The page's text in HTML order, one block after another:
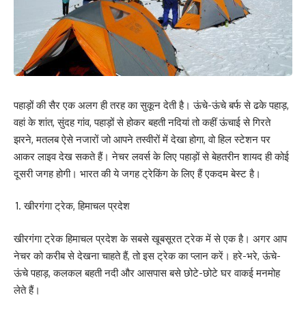
पहाड़ों की सैर एक अलग ही तरह का सुकून देती है। ऊंचे-ऊंचे बर्फ से ढके पहाड़,
वहां के शांत, सुंदह गांव, पहाड़ों से होकर बहती नदियां तो कहीं ऊंचाई से गिरते
झरने, मतलब ऐसे नजारों जो आपने तस्वीरों में देखा होगा, वो हिल स्टेशन पर
आकर लाइव देख सकते हैं। नेचर लवर्स के लिए पहाड़ों से बेहतरीन शायद ही कोई
दूसरी जगह होगी। भारत की ये जगह ट्रेकिंग के लिए हैं एकदम बेस्ट है।
खीरगंगा ट्रेक, हिमाचल प्रदेश
खीरगंगा ट्रेक हिमाचल प्रदेश के सबसे खूबसूरत ट्रेक में से एक है। अगर आप
नेचर को करीब से देखना चाहते हैं, तो इस ट्रेक का प्लान करें। हरे-भरे, ऊंचे-
ऊंचे पहाड़, कलकल बहती नदी और आसपास बसे छोटे-छोटे घर वाकई मनमोह
लेते हैं।